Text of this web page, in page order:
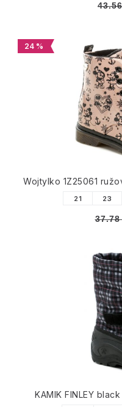
24 %
Wojtylko 1Z25061
21 23
37.78
KAMIK FINLEY